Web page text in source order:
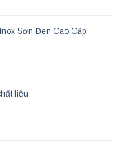
Sơn Đen Cao Cấp
liệu